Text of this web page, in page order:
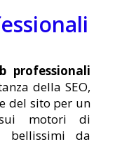
professionali
della SEO,
del sito per un
sui motori di
bellissimi da